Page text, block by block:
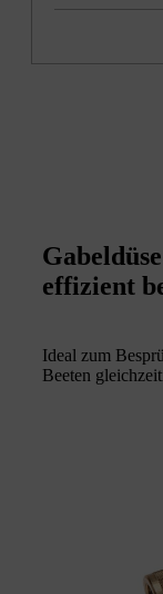
effizient
Ideal zum
Beeten